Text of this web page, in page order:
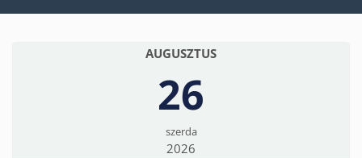
AUGUSZTUS
26
szerda
2026